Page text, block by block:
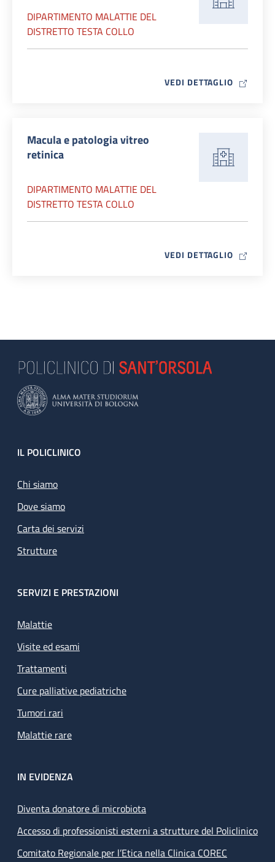
DIPARTIMENTO MALATTIE DEL
DISTRETTO TESTA COLLO
VEDI DETTAGLIO MAP ICON
Macula e patologia vitreo
retinica
DIPARTIMENTO MALATTIE DEL
DISTRETTO TESTA COLLO
VEDI DETTAGLIO MAP ICON
Footer
IL POLICLINICO
Chi siamo
Dove siamo
Carta dei servizi
Strutture
SERVIZI E PRESTAZIONI
Malattie
Visite ed esami
Trattamenti
Cure palliative pediatriche
Tumori rari
Malattie rare
IN EVIDENZA
Diventa donatore di microbiota
Accesso di professionisti esterni a strutture del Policlinico
Comitato Regionale per l’Etica nella Clinica COREC